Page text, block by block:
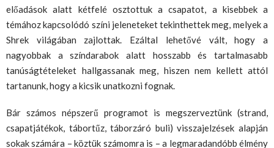
előadások alatt kétfelé osztottuk a csapatot, a kisebbek a
témához kapcsolódó színi jeleneteket tekinthettek meg, melyek a
Shrek világában zajlottak. Ezáltal lehetővé vált, hogy a
nagyobbak a színdarabok alatt hosszabb és tartalmasabb
tanúságtételeket hallgassanak meg, hiszen nem kellett attól
tartanunk, hogy a kicsik unatkozni fognak.
Bár számos népszerű programot is megszerveztünk (strand,
csapatjátékok, tábortűz, táborzáró buli) visszajelzések alapján
sokak számára – köztük számomra is – a legmaradandóbb élmény